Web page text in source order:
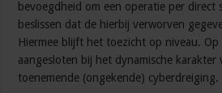
bevoegdheid om een operatie per direct
beslissen dat de hierbij verworven
Hiermee blijft het toezicht op niveau.
aangesloten bij het dynamische karakter
toenemende (ongekende) cyberdreiging.